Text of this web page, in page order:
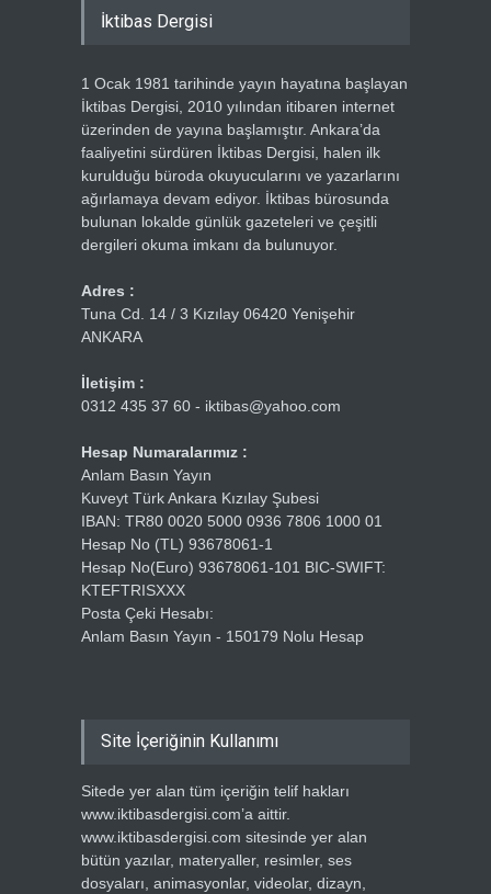
İktibas Dergisi
1 Ocak 1981 tarihinde yayın hayatına başlayan
İktibas Dergisi, 2010 yılından itibaren internet
üzerinden de yayına başlamıştır. Ankara’da
faaliyetini sürdüren İktibas Dergisi, halen ilk
kurulduğu büroda okuyucularını ve yazarlarını
ağırlamaya devam ediyor. İktibas bürosunda
bulunan lokalde günlük gazeteleri ve çeşitli
dergileri okuma imkanı da bulunuyor.
Adres :
Tuna Cd. 14 / 3 Kızılay 06420 Yenişehir
ANKARA
İletişim :
0312 435 37 60 - iktibas@yahoo.com
Hesap Numaralarımız :
Anlam Basın Yayın
Kuveyt Türk Ankara Kızılay Şubesi
IBAN: TR80 0020 5000 0936 7806 1000 01
Hesap No (TL) 93678061-1
Hesap No(Euro) 93678061-101 BIC-SWIFT:
KTEFTRISXXX
Posta Çeki Hesabı:
Anlam Basın Yayın - 150179 Nolu Hesap
Site İçeriğinin Kullanımı
Sitede yer alan tüm içeriğin telif hakları
www.iktibasdergisi.com’a aittir.
www.iktibasdergisi.com sitesinde yer alan
bütün yazılar, materyaller, resimler, ses
dosyaları, animasyonlar, videolar, dizayn,